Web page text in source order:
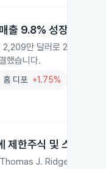
출 9.8% 성장
만 달러로 2025년 동
했습니다.
홈 디포 +1.75%
한주식 및 스톡옵션
J. Ridge 비직원 이